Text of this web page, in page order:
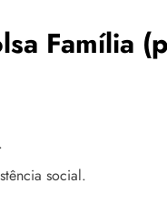
Família
.
social.